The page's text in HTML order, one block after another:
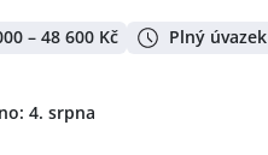
– 48 600 Kč Plný úvazek
4. srpna